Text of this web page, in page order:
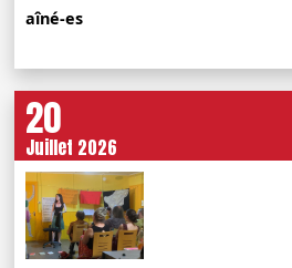
aîné-es
20
Juillet 2026